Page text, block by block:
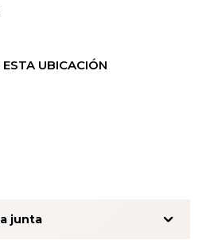
UBICACIÓN
junta